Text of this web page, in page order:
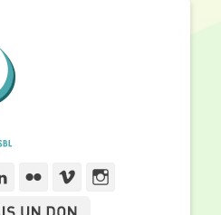
des Sourds de Belgique
Linkedln
Flickr Vimeo